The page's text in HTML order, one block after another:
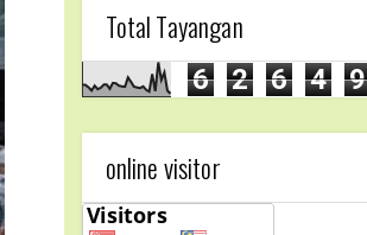
Total Tayangan
6 2 6 4 9
online visitor